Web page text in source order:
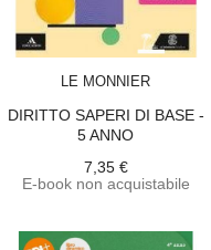
LE MONNIER
DIRITTO SAPERI DI BASE -
5 ANNO
7,35 €
E-book non acquistabile